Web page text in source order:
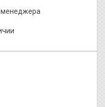
менеджера